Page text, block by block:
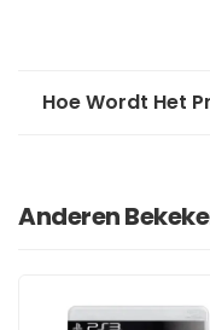
Hoe Wordt Het
Anderen